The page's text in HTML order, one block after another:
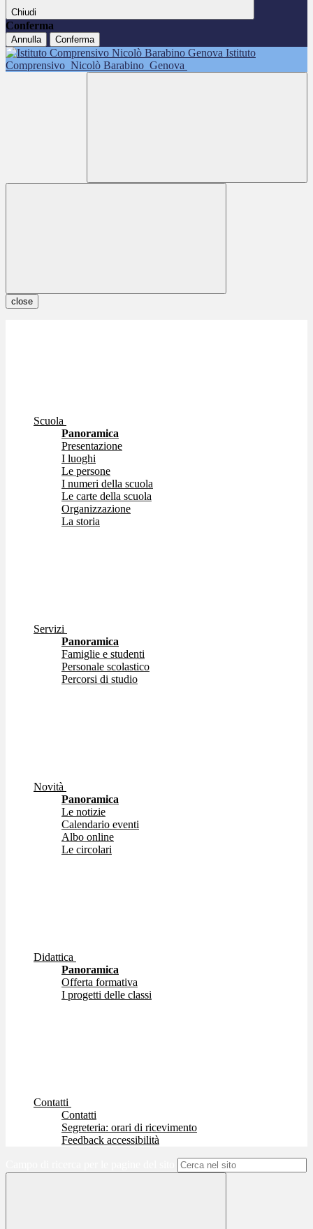
Chiudi
Conferma
Annulla Conferma
Istituto
Comprensivo Nicolò Barabino Genova
close
Scuola
Panoramica
Presentazione
I luoghi
Le persone
I numeri della scuola
Le carte della scuola
Organizzazione
La storia
Servizi
Panoramica
Famiglie e studenti
Personale scolastico
Percorsi di studio
Novità
Panoramica
Le notizie
Calendario eventi
Albo online
Le circolari
Didattica
Panoramica
Offerta formativa
I progetti delle classi
Contatti
Contatti
Segreteria: orari di ricevimento
Feedback accessibilità